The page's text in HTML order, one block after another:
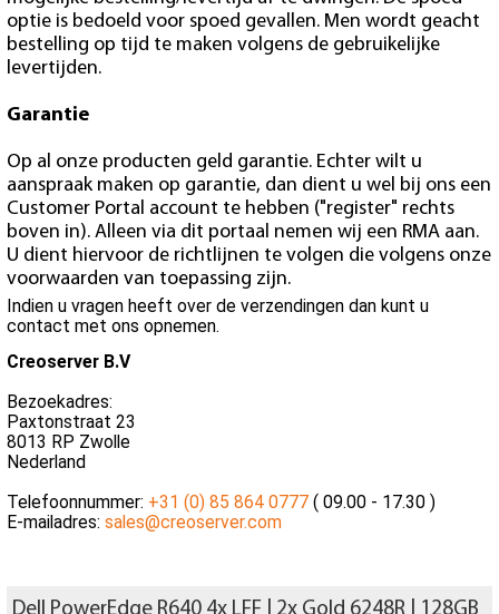
optie is bedoeld voor spoed gevallen. Men wordt geacht
bestelling op tijd te maken volgens de gebruikelijke
levertijden.
Garantie
Op al onze producten geld garantie. Echter wilt u
aanspraak maken op garantie, dan dient u wel bij ons een
Customer Portal account te hebben ("register" rechts
boven in). Alleen via dit portaal nemen wij een RMA aan.
U dient hiervoor de richtlijnen te volgen die volgens onze
voorwaarden van toepassing zijn.
Indien u vragen heeft over de verzendingen dan kunt u
contact met ons opnemen.
Creoserver B.V
Bezoekadres:
Paxtonstraat 23
8013 RP Zwolle
Nederland
Telefoonnummer: +31 (0) 85 864 0777 ( 09.00 - 17.30 )
E-mailadres: sales@creoserver.com